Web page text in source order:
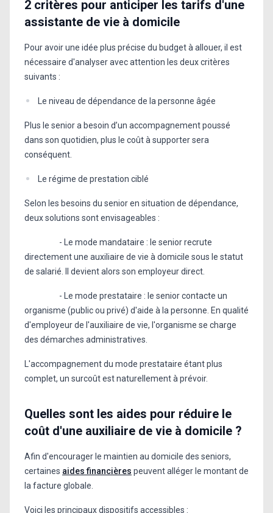
2 critères pour anticiper les tarifs d'une
assistante de vie à domicile
Pour avoir une idée plus précise du budget à allouer, il est
nécessaire d'analyser avec attention les deux critères
suivants :
Le niveau de dépendance de la personne âgée
Plus le senior a besoin d’un accompagnement poussé
dans son quotidien, plus le coût à supporter sera
conséquent.
Le régime de prestation ciblé
Selon les besoins du senior en situation de dépendance,
deux solutions sont envisageables :
- Le mode mandataire : le senior recrute
directement une auxiliaire de vie à domicile sous le statut
de salarié. Il devient alors son employeur direct.
- Le mode prestataire : le senior contacte un
organisme (public ou privé) d'aide à la personne. En qualité
d'employeur de l'auxiliaire de vie, l'organisme se charge
des démarches administratives.
L'accompagnement du mode prestataire étant plus
complet, un surcoût est naturellement à prévoir.
Quelles sont les aides pour réduire le
coût d'une auxiliaire de vie à domicile ?
Afin d'encourager le maintien au domicile des seniors,
certaines aides financières peuvent alléger le montant de
la facture globale.
Voici les principaux dispositifs accessibles :